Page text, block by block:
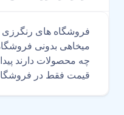
فروشگاه های رنگرزی
میخاهی بدونی
چه محصولات دارند
قیمت فقط در فروشگاه